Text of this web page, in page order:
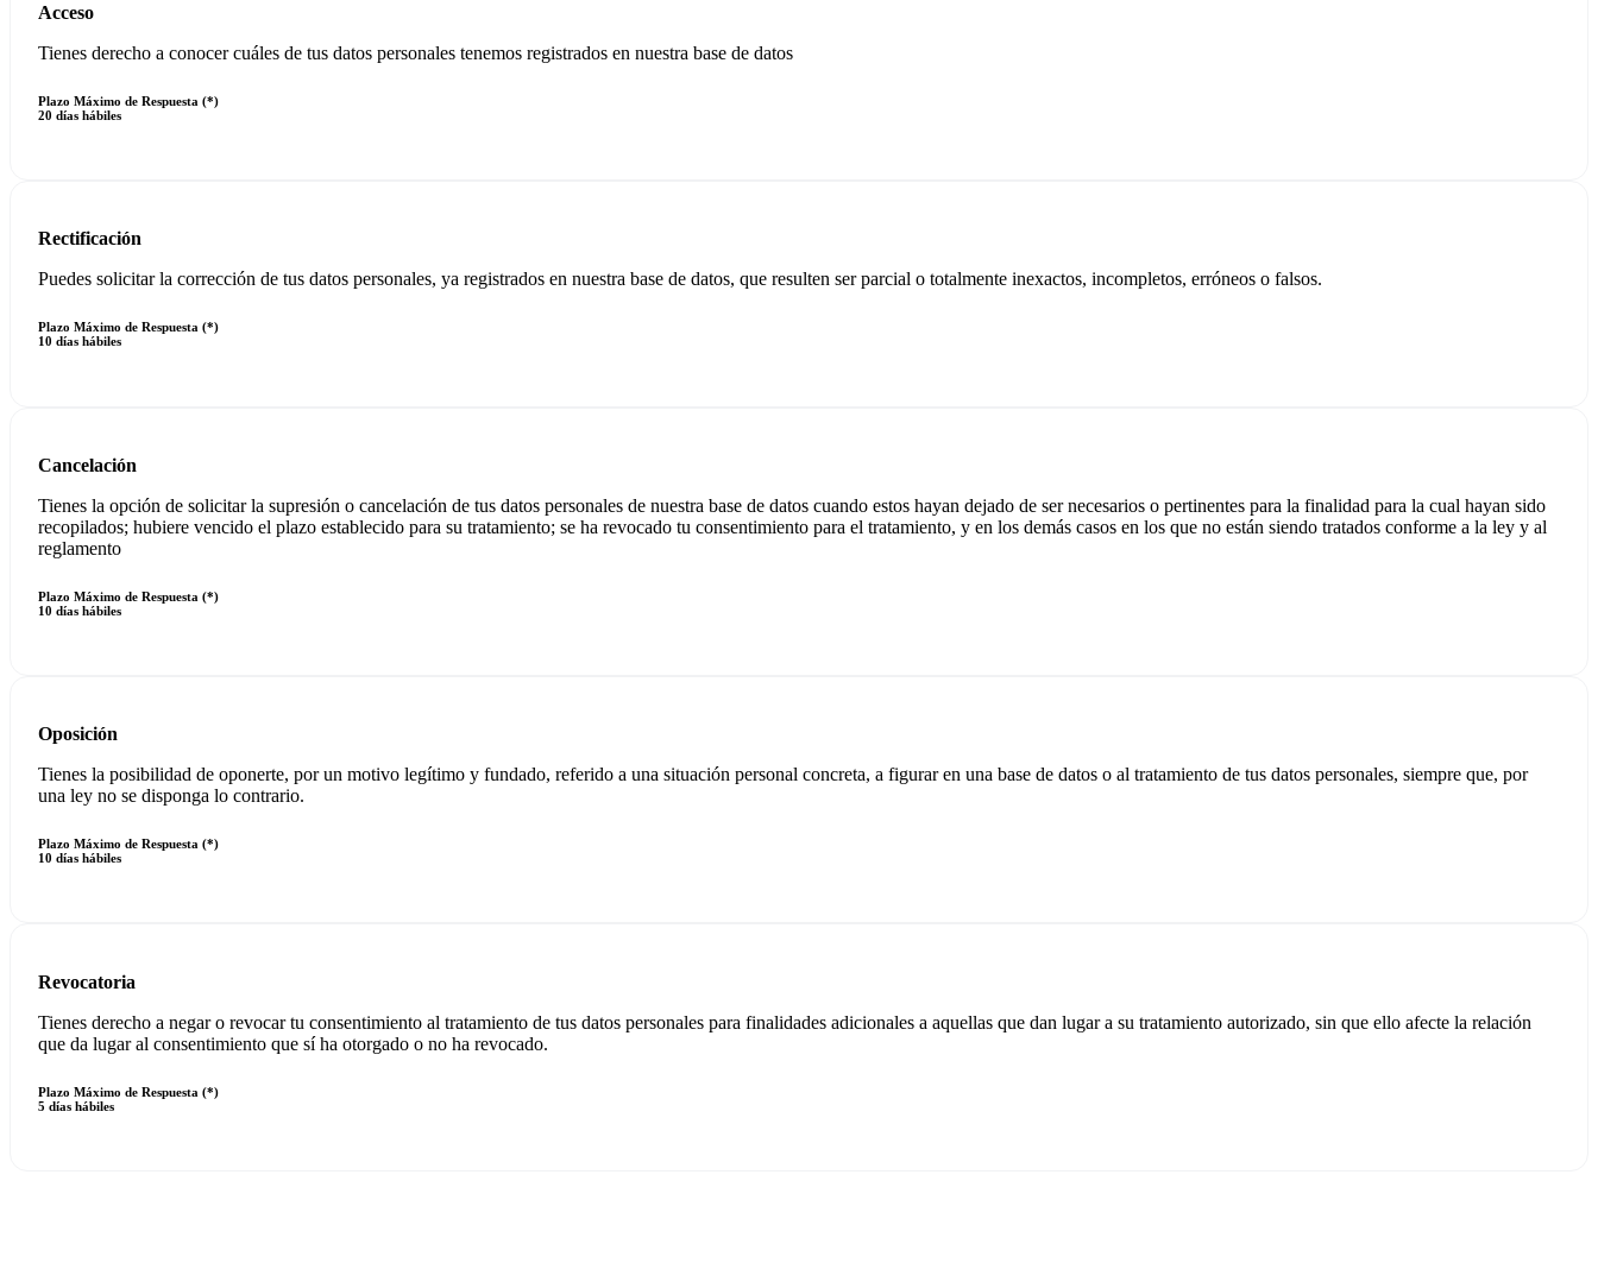
Acceso
Tienes derecho a conocer cuáles de tus datos personales tenemos registrados en nuestra base de datos
Plazo Máximo de Respuesta (*)
20 días hábiles
Rectificación
Puedes solicitar la corrección de tus datos personales, ya registrados en nuestra base de datos, que resulten ser parcial o totalmente inexactos, incompletos, erróneos o falsos.
Plazo Máximo de Respuesta (*)
10 días hábiles
Cancelación
Tienes la opción de solicitar la supresión o cancelación de tus datos personales de nuestra base de datos cuando estos hayan dejado de ser necesarios o pertinentes para la finalidad para la cual hayan sido
recopilados; hubiere vencido el plazo establecido para su tratamiento; se ha revocado tu consentimiento para el tratamiento, y en los demás casos en los que no están siendo tratados conforme a la ley y al
reglamento
Plazo Máximo de Respuesta (*)
10 días hábiles
Oposición
Tienes la posibilidad de oponerte, por un motivo legítimo y fundado, referido a una situación personal concreta, a figurar en una base de datos o al tratamiento de tus datos personales, siempre que, por
una ley no se disponga lo contrario.
Plazo Máximo de Respuesta (*)
10 días hábiles
Revocatoria
Tienes derecho a negar o revocar tu consentimiento al tratamiento de tus datos personales para finalidades adicionales a aquellas que dan lugar a su tratamiento autorizado, sin que ello afecte la relación
que da lugar al consentimiento que sí ha otorgado o no ha revocado.
Plazo Máximo de Respuesta (*)
5 días hábiles